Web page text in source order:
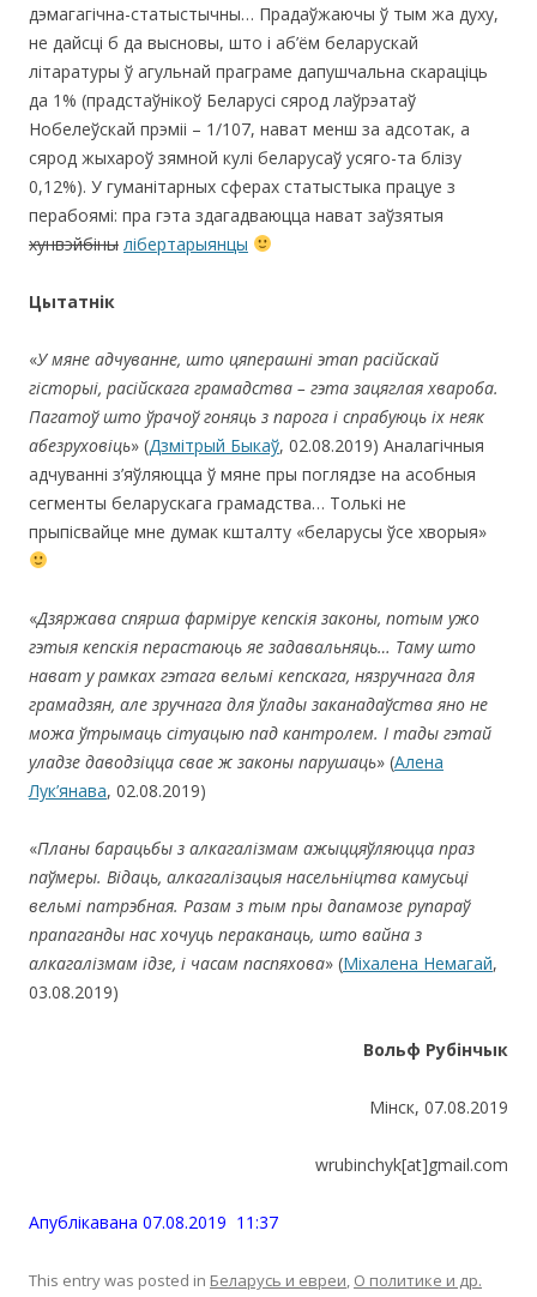
дэмагагічна-статыстычны… Прадаўжаючы ў тым жа духу,
не дайсці б да высновы, што і аб’ём беларускай
літаратуры ў агульнай праграме дапушчальна скараціць
да 1% (прадстаўнікоў Беларусі сярод лаўрэатаў
Нобелеўскай прэміі – 1/107, нават менш за адсотак, а
сярод жыхароў зямной кулі беларусаў усяго-та блізу
0,12%). У гуманітарных сферах статыстыка працуе з
перабоямі: пра гэта здагадваюцца нават заўзятыя
хунвэйбіны лібертарыянцы
Цытатнік
«У мяне адчуванне, што цяперашні этап расійскай
гісторыі, расійскага грамадства – гэта зацяглая хвароба.
Пагатоў што ўрачоў гоняць з парога і спрабуюць іх неяк
абезруховіць» (Дзмітрый Быкаў, 02.08.2019) Аналагічныя
адчуванні з’яўляюцца ў мяне пры поглядзе на асобныя
сегменты беларускага грамадства… Толькі не
прыпісвайце мне думак кшталту «беларусы ўсе хворыя»
«Дзяржава спярша фарміруе кепскія законы, потым ужо
гэтыя кепскія перастаюць яе задавальняць… Таму што
нават у рамках гэтага вельмі кепскага, нязручнага для
грамадзян, але зручнага для ўлады заканадаўства яно не
можа ўтрымаць сітуацыю пад кантролем. І тады гэтай
уладзе даводзіцца свае ж законы парушаць» (Алена
Лук’янава, 02.08.2019)
«Планы барацьбы з алкагалізмам ажыццяўляюцца праз
паўмеры. Відаць, алкагалізацыя насельніцтва камусьці
вельмі патрэбная. Разам з тым пры дапамозе рупараў
прапаганды нас хочуць пераканаць, што вайна з
алкагалізмам ідзе, і часам паспяхова» (Міхалена Немагай,
03.08.2019)
Вольф Рубінчык
Мінск, 07.08.2019
wrubinchyk[at]gmail.com
Апублiкавана 07.08.2019 11:37
This entry was posted in Беларусь и евреи, О политике и др.